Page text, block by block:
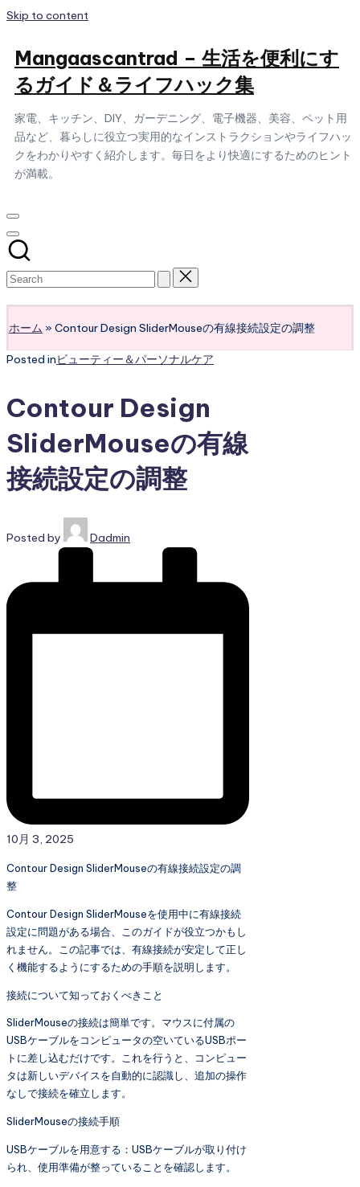
Skip to content
Mangaascantrad – 生活を便利にす
るガイド＆ライフハック集
家電、キッチン、DIY、ガーデニング、電子機器、美容、ペット用
品など、暮らしに役立つ実用的なインストラクションやライフハッ
クをわかりやすく紹介します。毎日をより快適にするためのヒント
が満載。
ホーム » Contour Design SliderMouseの有線接続設定の調整
Posted inビューティー＆パーソナルケア
Contour Design
SliderMouseの有線
接続設定の調整
Posted by Dadmin
10月 3, 2025
Contour Design SliderMouseの有線接続設定の調
整
Contour Design SliderMouseを使用中に有線接続
設定に問題がある場合、このガイドが役立つかもし
れません。この記事では、有線接続が安定して正し
く機能するようにするための手順を説明します。
接続について知っておくべきこと
SliderMouseの接続は簡単です。マウスに付属の
USBケーブルをコンピュータの空いているUSBポー
トに差し込むだけです。これを行うと、コンピュー
タは新しいデバイスを自動的に認識し、追加の操作
なしで接続を確立します。
SliderMouseの接続手順
USBケーブルを用意する：USBケーブルが取り付け
られ、使用準備が整っていることを確認します。